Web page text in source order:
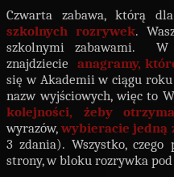
Czwarta zabawa, którą
szkolnych rozrywek.
szkolnymi zabawami.
znajdziecie anagramy,
się w Akademii w ciągu
nazw wyjściowych, więc to
kolejności, żeby
wyrazów,wybieracie jedną
3 zdania). Wszystko,
strony, w bloku rozrywka